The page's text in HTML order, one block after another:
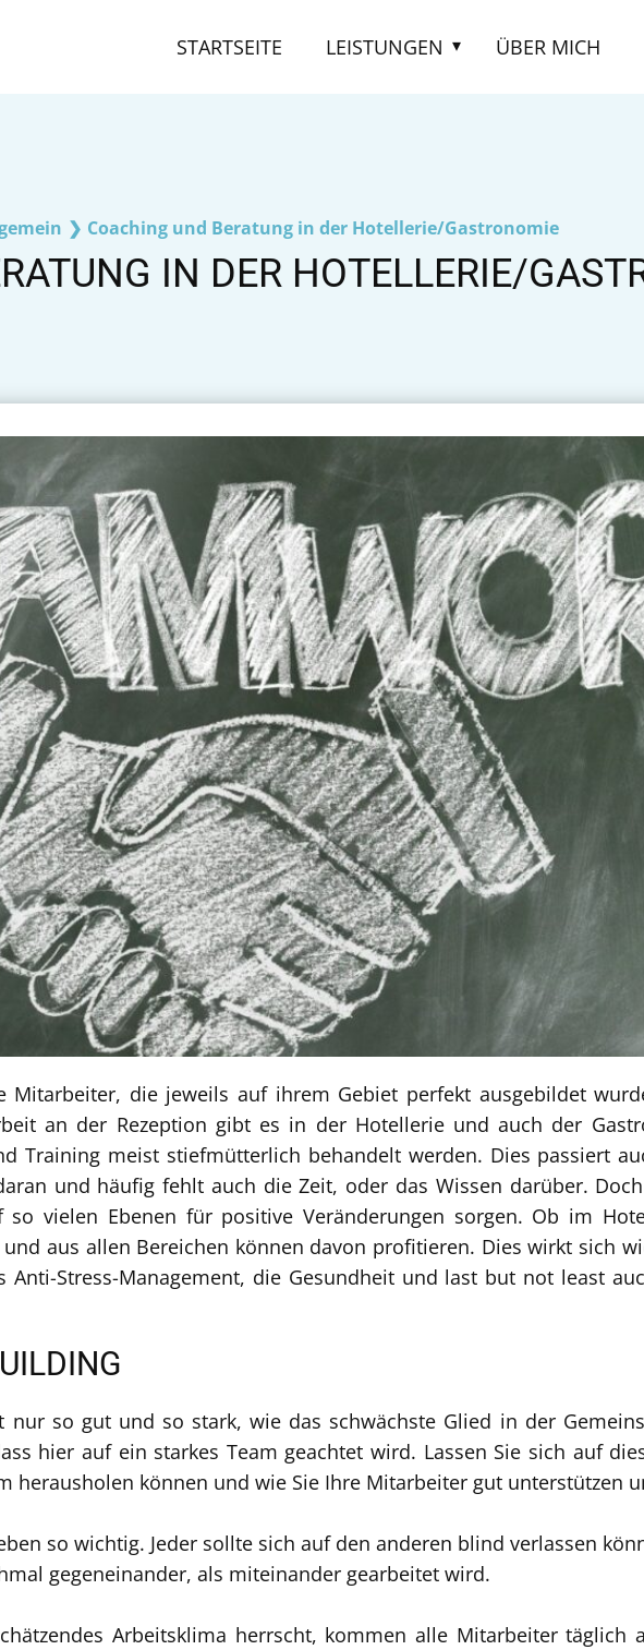
STARTSEITE LEISTUNGEN ÜBER MICH
❯ Coaching und Beratung in der Hotellerie/Gastronomie
IN DER HOTELLERIE/
Mitarbeiter, die jeweils auf ihrem Gebiet perfekt ausgebildet
an der Rezeption gibt es in der Hotellerie und auch der
Training meist stiefmütterlich behandelt werden. Dies passiert
und häufig fehlt auch die Zeit, oder das Wissen darüber.
vielen Ebenen für positive Veränderungen sorgen. Ob im
aus allen Bereichen können davon profitieren. Dies wirkt sich
Stress-Management, die Gesundheit und last but not least
nur so gut und so stark, wie das schwächste Glied in der
hier auf ein starkes Team geachtet wird. Lassen Sie sich auf
herausholen können und wie Sie Ihre Mitarbeiter gut unterstützen
so wichtig. Jeder sollte sich auf den anderen blind verlassen
gegeneinander, als miteinander gearbeitet wird.
Arbeitsklima herrscht, kommen alle Mitarbeiter täglich